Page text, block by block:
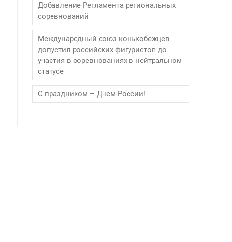
Добавление Регламента региональных
соревнований
Международный союз конькобежцев
допустил российских фигуристов до
участия в соревнованиях в нейтральном
статусе
С праздником – Днем России!